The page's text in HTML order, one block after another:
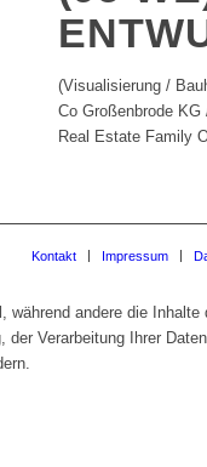
(Visualisierung /
Co Großenbrode
Real Estate Family
Kontakt Impressum
während andere die Inhalte
der Verarbeitung Ihrer